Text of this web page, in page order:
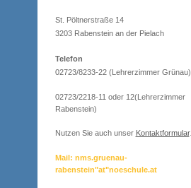
St. Pöltnerstraße 14
3203 Rabenstein an der Pielach
Telefon
02723/8233-22 (Lehrerzimmer Grünau)
02723/2218-11 oder 12(Lehrerzimmer
Rabenstein)
Nutzen Sie auch unser Kontaktformular.
Mail: nms.gruenau-
rabenstein"at"noeschule.at